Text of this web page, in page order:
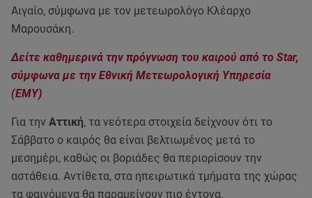
Αιγαίο, σύμφωνα με τον μετεωρολόγο Κλέαρχο
Μαρουσάκη.
Δείτε καθημερινά την πρόγνωση του καιρού από το Star,
σύμφωνα με την Εθνική Μετεωρολογική Υπηρεσία
(ΕΜΥ)
Για την Αττική, τα νεότερα στοιχεία δείχνουν ότι το
Σάββατο ο καιρός θα είναι βελτιωμένος μετά το
μεσημέρι, καθώς οι βοριάδες θα περιορίσουν την
αστάθεια. Αντίθετα, στα ηπειρωτικά τμήματα της χώρας
τα φαινόμενα θα παραμείνουν πιο έντονα.